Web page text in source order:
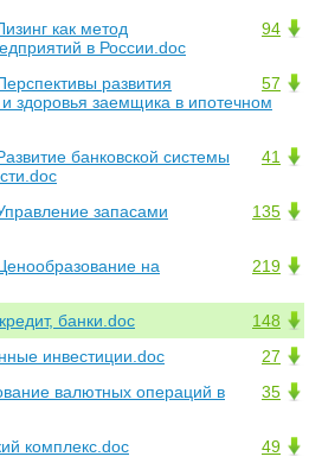
94
как метод
в России.doc
57
развития
здоровья заемщика в ипотечном
41
банковской системы
135
запасами
219
на
148
банки.doc
27
инвестиции.doc
35
валютных операций в
49
комплекс.doc